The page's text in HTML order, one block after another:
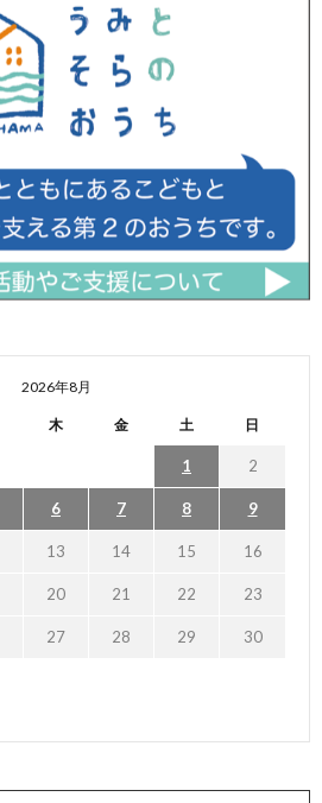
2026年8月
木 金 土 日
1 2
6 7 8 9
13 14 15 16
20 21 22 23
27 28 29 30